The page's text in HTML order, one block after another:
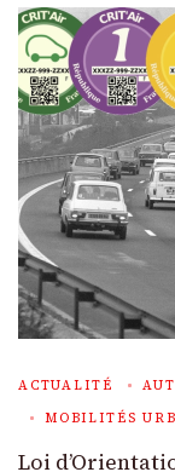
ACTUALITÉ
MOBILITÉS
Loi